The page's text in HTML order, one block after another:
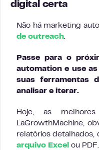
digital certa
Não há marketing
de outreach.
Passe para o
automation e use
suas ferramentas
analisar e iterar.
Hoje, as
LaGrowthMachine,
relatórios detalhados,
arquivo Excel ou PDF.